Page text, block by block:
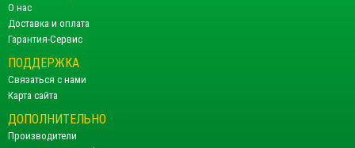
О нас
Доставка и оплата
Гарантия-Сервис
ПОДДЕРЖКА
Связаться с нами
Карта сайта
ДОПОЛНИТЕЛЬНО
Производители